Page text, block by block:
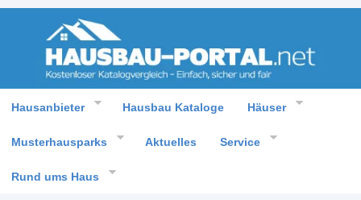
Hausanbieter Hausbau Kataloge Häuser
Musterhausparks Aktuelles Service
Rund ums Haus